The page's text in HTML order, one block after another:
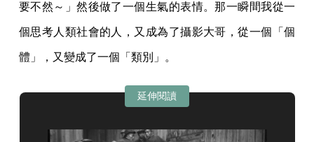
要不然～」然後做了一個生氣的表情。那一瞬間我從一
個思考人類社會的人，又成為了攝影大哥，從一個「個
體」，又變成了一個「類別」。
延伸閱讀